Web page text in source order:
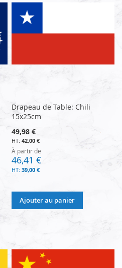
Drapeau de Table: Chili
15x25cm
49,98 €
42,00 €
À partir de
46,41 €
39,00 €
Ajouter au panier